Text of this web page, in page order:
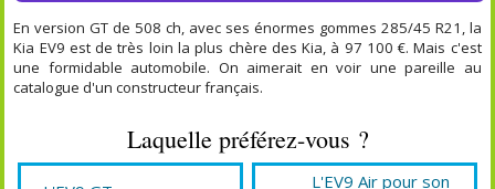
En version GT de 508 ch, avec ses énormes gommes 285/45 R21, la
Kia EV9 est de très loin la plus chère des Kia, à 97 100 €. Mais c'est
une formidable automobile. On aimerait en voir une pareille au
catalogue d'un constructeur français.
Laquelle préférez-vous ?
L'EV9 Air pour son